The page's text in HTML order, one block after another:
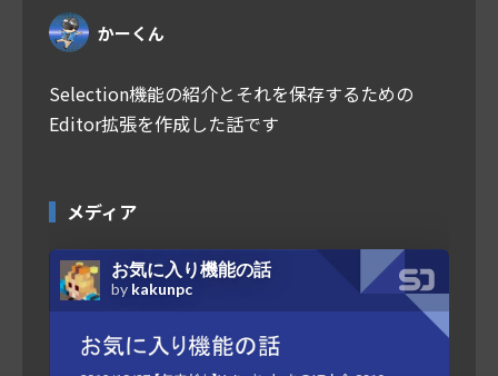
かーくん
Selection機能の紹介とそれを保存するための
Editor拡張を作成した話です
メディア